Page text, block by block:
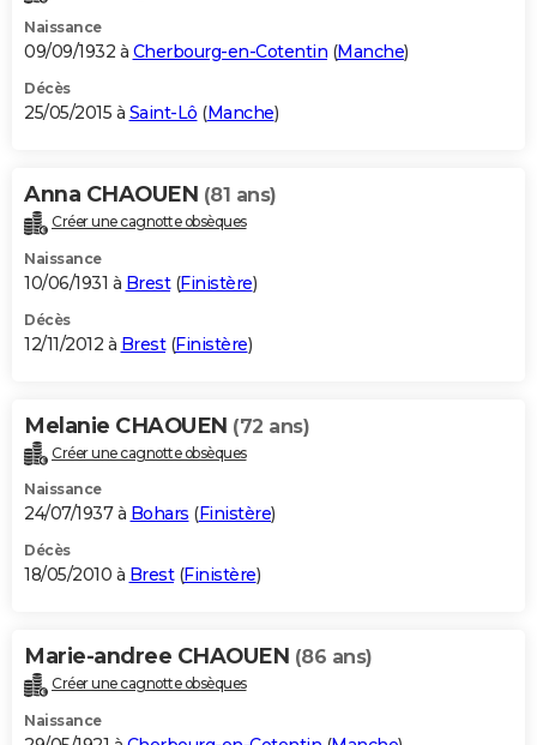
Naissance
09/09/1932 à Cherbourg-en-Cotentin (Manche)
Décès
25/05/2015 à Saint-Lô (Manche)
Anna CHAOUEN (81 ans)
Créer une cagnotte obsèques
Naissance
10/06/1931 à Brest(Finistère)
Décès
12/11/2012 à Brest(Finistère)
Melanie CHAOUEN (72 ans)
Créer une cagnotte obsèques
Naissance
24/07/1937 à Bohars (Finistère)
Décès
18/05/2010 à Brest(Finistère)
Marie-andree CHAOUEN (86 ans)
Créer une cagnotte obsèques
Naissance